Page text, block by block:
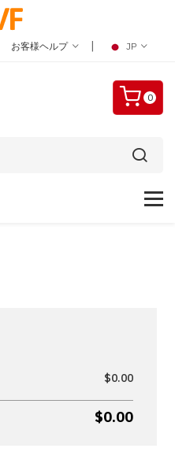
お客様ヘルプ | JP
0
$0.00
$0.00